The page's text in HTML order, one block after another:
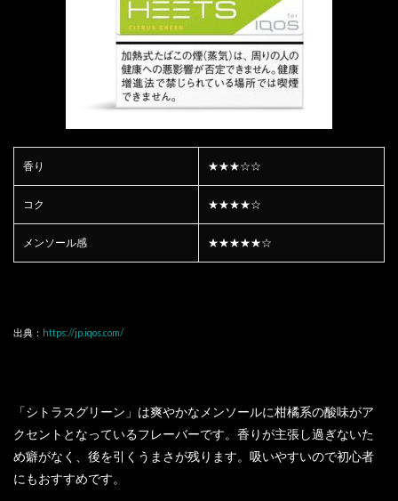
香り ★★★☆☆
コク ★★★★☆
メンソール感 ★★★★★☆
出典： https://jp.iqos.com/
「シトラスグリーン」は爽やかなメンソールに柑橘系の酸味がア
クセントとなっているフレーバーです。香りが主張し過ぎないた
め癖がなく、後を引くうまさが残ります。吸いやすいので初心者
にもおすすめです。